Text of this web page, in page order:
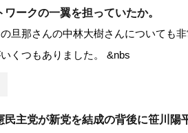
ークの一翼を担っていたか。
旦那さんの中林大樹さんについても非
くつもありました。 &nbs
民主党が新党を結成の背後に笹川陽